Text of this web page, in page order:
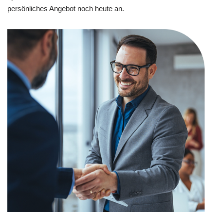
persönliches Angebot noch heute an.